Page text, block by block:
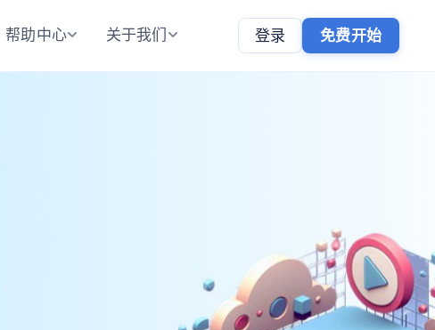
帮助中心 关于我们 登录 免费开始